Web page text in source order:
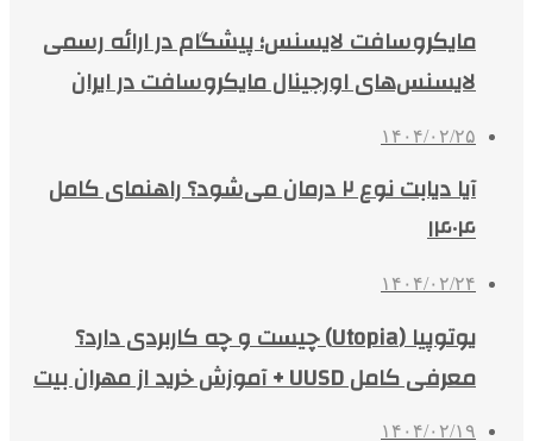
مایکروسافت لایسنس؛ پیشگام در ارائه رسمی
لایسنس‌های اورجینال مایکروسافت در ایران
۱۴۰۴/۰۲/۲۵
آیا دیابت نوع ۲ درمان می‌شود؟ راهنمای کامل
۱۴۰۴
۱۴۰۴/۰۲/۲۴
یوتوپیا (Utopia) چیست و چه کاربردی دارد؟
معرفی کامل UUSD + آموزش خرید از مهران بیت
۱۴۰۴/۰۲/۱۹